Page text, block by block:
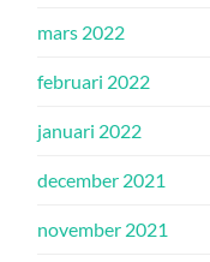
mars 2022
februari 2022
januari 2022
december 2021
november 2021